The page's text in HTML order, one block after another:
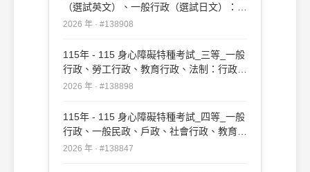
（選試英文）、一般行政（選試日文）：行
政法概要#138908
2026 年 · #138908
115年 - 115 身心障礙特種考試_三等_一般
行政、勞工行政、教育行政、法制：行政法
#138898
2026 年 · #138898
115年 - 115 身心障礙特種考試_四等_一般
行政、一般民政、戶政、社會行政、教育行
政：行政法概要#138847
2026 年 · #138847